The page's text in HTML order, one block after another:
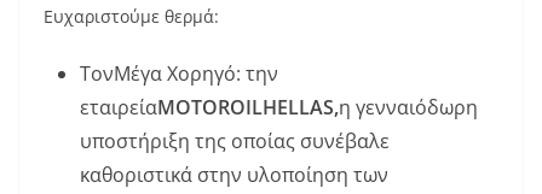
Ευχαριστούμε θερμά:
ΤονΜέγα Χορηγό: την
εταιρείαMOTOROILHELLAS,η γενναιόδωρη
υποστήριξη της οποίας συνέβαλε
καθοριστικά στην υλοποίηση των